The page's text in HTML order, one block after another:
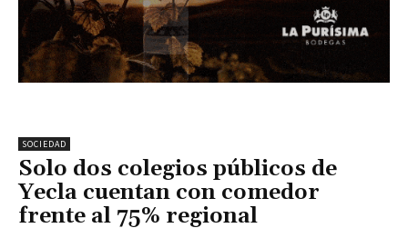
SOCIEDAD
Solo dos colegios públicos de
Yecla cuentan con comedor
frente al 75% regional